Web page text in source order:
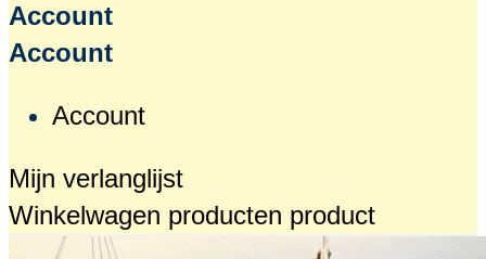
Account
Account
Account
Mijn verlanglijst
Winkelwagen producten product